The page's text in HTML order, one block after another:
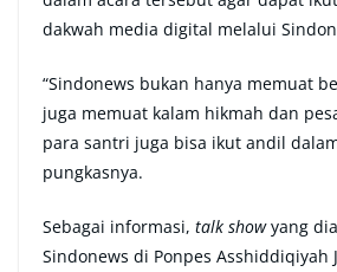
dakwah media digital melalui
“Sindonews bukan hanya memuat
juga memuat kalam hikmah dan
para santri juga bisa ikut andil
pungkasnya.
Sebagai informasi, talk showyang
Sindonews di Ponpes Asshiddiqiyah